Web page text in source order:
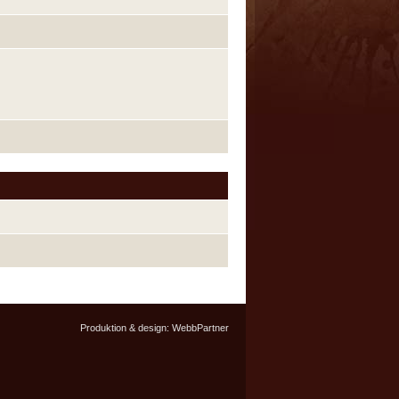
Produktion & design: WebbPartner